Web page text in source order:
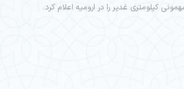
کیلومتری غدیر را در ارومیه اعلام کرد.